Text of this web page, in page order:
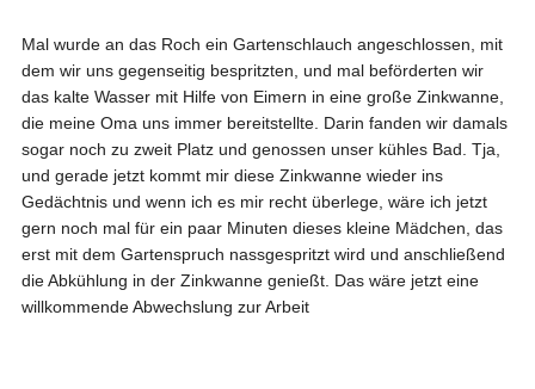
Mal wurde an das Roch ein Gartenschlauch angeschlossen, mit
dem wir uns gegenseitig bespritzten, und mal beförderten wir
das kalte Wasser mit Hilfe von Eimern in eine große Zinkwanne,
die meine Oma uns immer bereitstellte. Darin fanden wir damals
sogar noch zu zweit Platz und genossen unser kühles Bad. Tja,
und gerade jetzt kommt mir diese Zinkwanne wieder ins
Gedächtnis und wenn ich es mir recht überlege, wäre ich jetzt
gern noch mal für ein paar Minuten dieses kleine Mädchen, das
erst mit dem Gartenspruch nassgespritzt wird und anschließend
die Abkühlung in der Zinkwanne genießt. Das wäre jetzt eine
willkommende Abwechslung zur Arbeit